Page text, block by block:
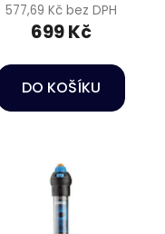
577,69 Kč bez DPH
699 Kč
DO KOŠÍKU